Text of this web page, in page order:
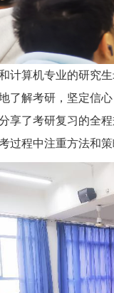
计算机专业的研究
了解考研，坚定信
享了考研复习的全
过程中注重方法和